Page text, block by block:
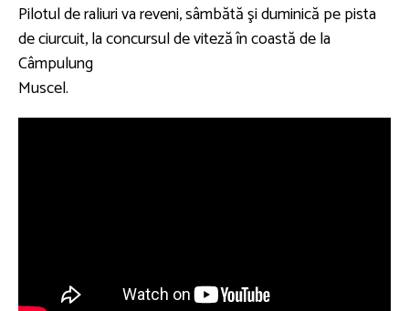
Pilotul de raliuri va reveni, sâmbătă şi duminică pe pista
de ciurcuit, la concursul de viteză în coastă de la
Câmpulung
Muscel.